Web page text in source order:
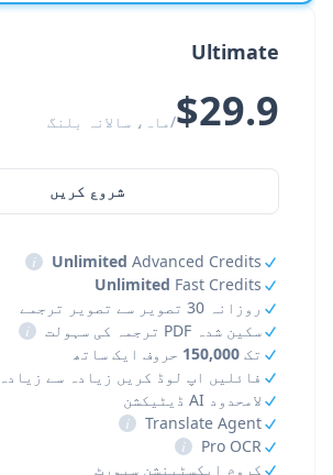
Ultimate
$29.9/ماہ، سالانہ بلنگ
شروع کریں
Unlimited Advanced Credits
i
Unlimited Fast Credits
روزانہ 30 تصویر سے تصویر ترجمے
سکین شدہ PDF ترجمہ کی سہولت
i
تک 150,000 حروف ایک ساتھ
فائلیں اپ لوڈ کریں زیادہ سے زیادہ
لامحدود AI ڈیٹیکشن
Translate Agent
i
Pro OCR
i
کروم ایکسٹینشن سپورٹ